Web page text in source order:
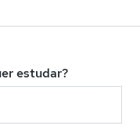
estudar?